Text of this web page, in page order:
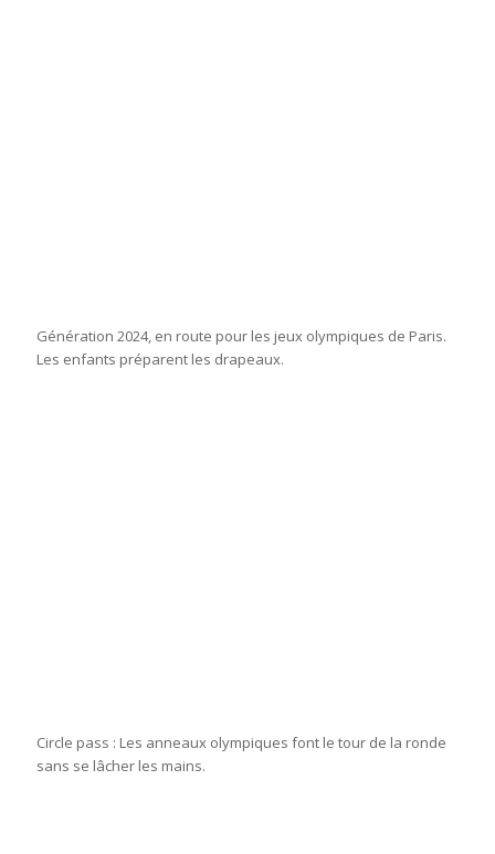
Génération 2024, en route pour les jeux olympiques de Paris.
Les enfants préparent les drapeaux.
Circle pass : Les anneaux olympiques font le tour de la ronde
sans se lâcher les mains.